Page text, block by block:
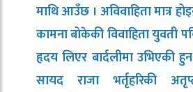
माथि आउँछ । अविवाहिता मात्र
कामना बोकेकी विवाहिता युवती
हृदय लिएर बार्दलीमा उभिएकी
सायद राजा भर्तृहरिकी